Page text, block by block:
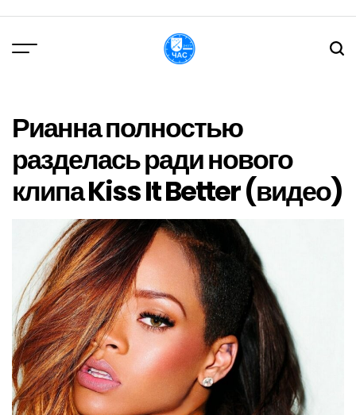
вмісту
Рианна полностью
разделась ради нового
клипа Kiss It Better (видео)